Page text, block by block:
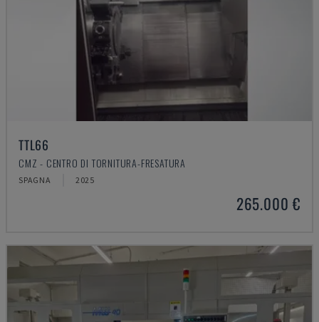
TTL66
CMZ - CENTRO DI TORNITURA-FRESATURA
SPAGNA 2025
265.000 €